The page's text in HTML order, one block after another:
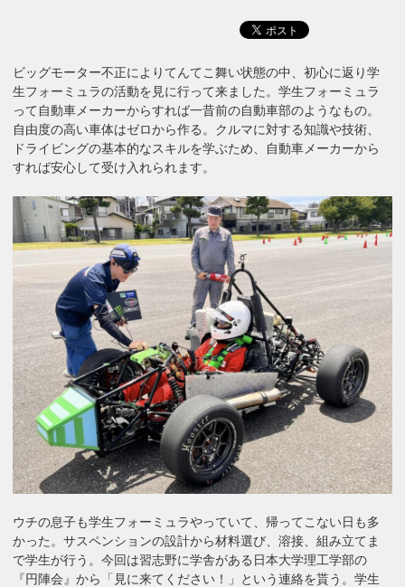
ビッグモーター不正によりてんてこ舞い状態の中、初心に返り学
生フォーミュラの活動を見に行って来ました。学生フォーミュラ
って自動車メーカーからすれば一昔前の自動車部のようなもの。
自由度の高い車体はゼロから作る。クルマに対する知識や技術、
ドライビングの基本的なスキルを学ぶため、自動車メーカーから
すれば安心して受け入れられます。
ウチの息子も学生フォーミュラやっていて、帰ってこない日も多
かった。サスペンションの設計から材料選び、溶接、組み立てま
で学生が行う。今回は習志野に学舎がある日本大学理工学部の
『円陣会』から「見に来てください！」という連絡を貰う。学生